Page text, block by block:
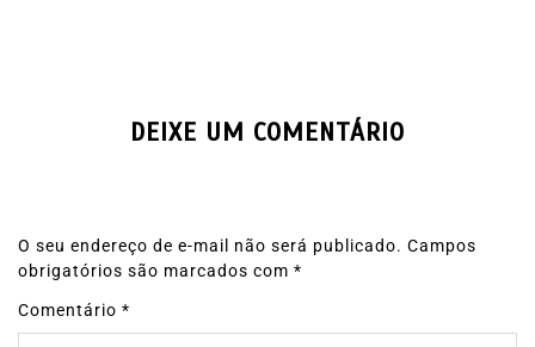
DEIXE UM COMENTÁRIO
O seu endereço de e-mail não será publicado. Campos
obrigatórios são marcados com *
Comentário *